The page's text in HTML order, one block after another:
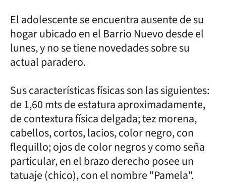
El adolescente se encuentra ausente de su
hogar ubicado en el Barrio Nuevo desde el
lunes, y no se tiene novedades sobre su
actual paradero.
Sus características físicas son las siguientes:
de 1,60 mts de estatura aproximadamente,
de contextura física delgada; tez morena,
cabellos, cortos, lacios, color negro, con
flequillo; ojos de color negros y como seña
particular, en el brazo derecho posee un
tatuaje (chico), con el nombre "Pamela".